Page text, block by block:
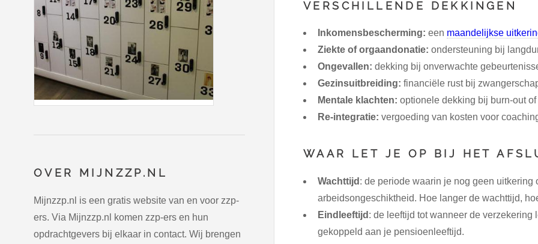
OVER MIJNZZP.NL
Mijnzzp.nl is een gratis website van en voor zzp-
ers. Via Mijnzzp.nl komen zzp-ers en hun
opdrachtgevers bij elkaar in contact. Wij brengen
VERSCHILLENDE DEKKINGEN
Inkomensbescherming: een maandelijkse
Ziekte of orgaandonatie: ondersteuning bij
Ongevallen: dekking bij onverwachte
Gezinsuitbreiding: financiële rust bij
Mentale klachten: optionele dekking bij burn-out
Re-integratie: vergoeding van kosten voor
WAAR LET JE OP BIJ HET
Wachttijd : de periode waarin je nog geen uitkering
arbeidsongeschiktheid. Hoe langer de wachttijd,
Eindleeftijd : de leeftijd tot wanneer de
gekoppeld aan je pensioenleeftijd.